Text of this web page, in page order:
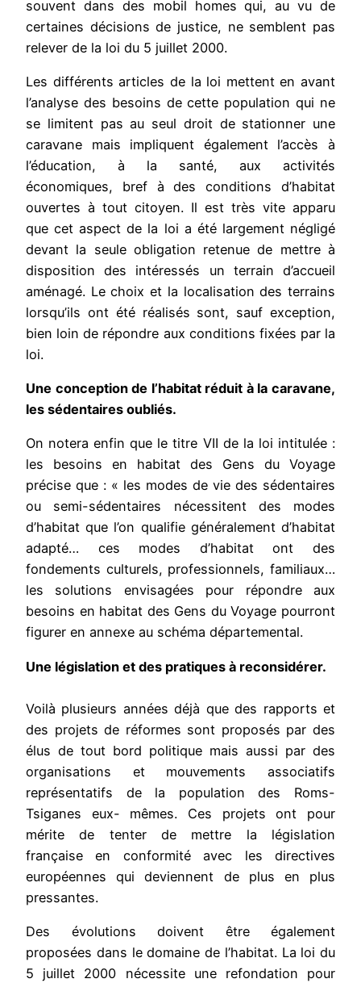
souvent dans des mobil homes qui, au vu de
certaines décisions de justice, ne semblent pas
relever de la loi du 5 juillet 2000.
Les différents articles de la loi mettent en avant
l’analyse des besoins de cette population qui ne
se limitent pas au seul droit de stationner une
caravane mais impliquent également l’accès à
l’éducation, à la santé, aux activités
économiques, bref à des conditions d’habitat
ouvertes à tout citoyen. Il est très vite apparu
que cet aspect de la loi a été largement négligé
devant la seule obligation retenue de mettre à
disposition des intéressés un terrain d’accueil
aménagé. Le choix et la localisation des terrains
lorsqu’ils ont été réalisés sont, sauf exception,
bien loin de répondre aux conditions fixées par la
loi.
Une conception de l’habitat réduit à la caravane,
les sédentaires oubliés.
On notera enfin que le titre VII de la loi intitulée :
les besoins en habitat des Gens du Voyage
précise que : « les modes de vie des sédentaires
ou semi-sédentaires nécessitent des modes
d’habitat que l’on qualifie généralement d’habitat
adapté… ces modes d’habitat ont des
fondements culturels, professionnels, familiaux…
les solutions envisagées pour répondre aux
besoins en habitat des Gens du Voyage pourront
figurer en annexe au schéma départemental.
Une législation et des pratiques à reconsidérer.
Voilà plusieurs années déjà que des rapports et
des projets de réformes sont proposés par des
élus de tout bord politique mais aussi par des
organisations et mouvements associatifs
représentatifs de la population des Roms-
Tsiganes eux- mêmes. Ces projets ont pour
mérite de tenter de mettre la législation
française en conformité avec les directives
européennes qui deviennent de plus en plus
pressantes.
Des évolutions doivent être également
proposées dans le domaine de l’habitat. La loi du
5 juillet 2000 nécessite une refondation pour